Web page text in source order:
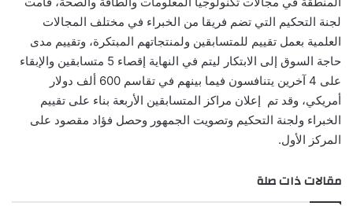
لجنة التحكيم التي تضم فريقا من الخبراء في مختلف المجالات
العلمية بعمل تقييم للمتسابقين ولمنتجاتهم المبتكرة، وتقييم مدى
حاجة السوق إلى الابتكار ليتم في النهاية إقصاء 5 متسابقين والإبقاء
على 4 آخرين يتنافسون فيما بينهم في تقاسم 600 ألف دولار
أمريكي، وقد تم إعلان مراكز المتسابقين الأربعة بناء على تقييم
الخبراء ولجنة التحكيم وتصويت الجمهور وحصل فؤاد مقصود على
المركز الأول.
مقالات ذات صلة